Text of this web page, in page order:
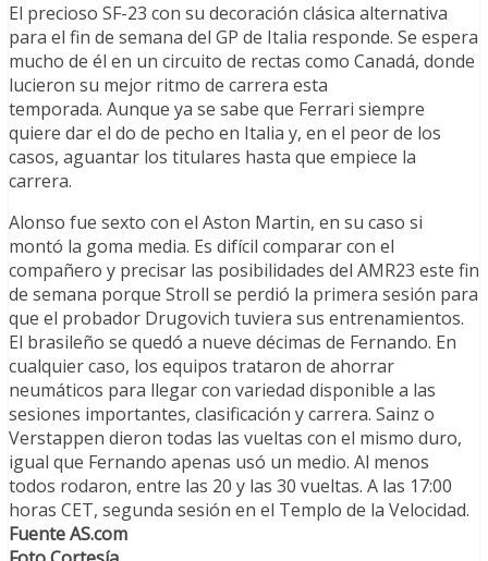
El precioso SF-23 con su decoración clásica alternativa
para el fin de semana del GP de Italia responde. Se espera
mucho de él en un circuito de rectas como Canadá, donde
lucieron su mejor ritmo de carrera esta
temporada. Aunque ya se sabe que Ferrari siempre
quiere dar el do de pecho en Italia y, en el peor de los
casos, aguantar los titulares hasta que empiece la
carrera.
Alonso fue sexto con el Aston Martin, en su caso si
montó la goma media. Es difícil comparar con el
compañero y precisar las posibilidades del AMR23 este fin
de semana porque Stroll se perdió la primera sesión para
que el probador Drugovich tuviera sus entrenamientos.
El brasileño se quedó a nueve décimas de Fernando. En
cualquier caso, los equipos trataron de ahorrar
neumáticos para llegar con variedad disponible a las
sesiones importantes, clasificación y carrera. Sainz o
Verstappen dieron todas las vueltas con el mismo duro,
igual que Fernando apenas usó un medio. Al menos
todos rodaron, entre las 20 y las 30 vueltas. A las 17:00
horas CET, segunda sesión en el Templo de la Velocidad.
Fuente AS.com